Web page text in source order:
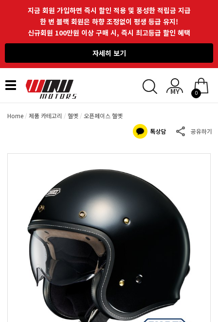
지금 회원 가입하면 즉시 할인 적용 및 풍성한 적립금 지급
한 번 블랙 회원은 하향 조정없이 평생 등급 유지!
신규회원 100만원 이상 구매 시, 즉시 최고등급 할인 혜택
자세히 보기
Toggle
navigation
0
Home 제품 카테고리 헬멧 오픈페이스 헬멧